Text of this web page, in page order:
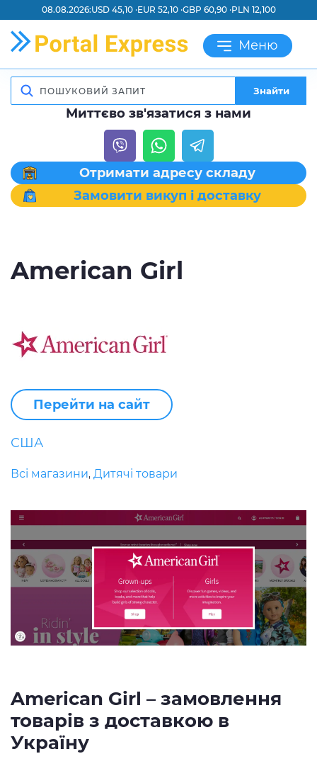
08.08.2026:USD 45,10 ·EUR 52,10 ·GBP 60,90 ·PLN 12,100
Меню
Знайти
Миттєво зв'язатися з нами
Отримати адресу складу
Замовити викуп і доставку
American Girl
Перейти на сайт
США
Всі магазини, Дитячі товари
American Girl – замовлення
товарів з доставкою в
Україну